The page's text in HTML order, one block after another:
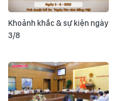
Khoảnh khắc & sự kiện ngày
3/8